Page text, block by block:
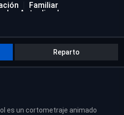
Familiar
Actualizadas
Reparto
es un cortometraje animado